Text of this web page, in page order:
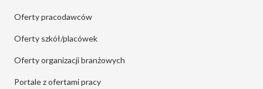
Oferty pracodawców
Oferty szkół/placówek
Oferty organizacji branżowych
Portale z ofertami pracy